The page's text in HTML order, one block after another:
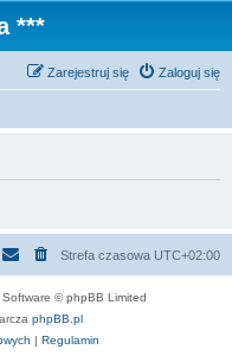
***
Zaloguj się
Zarejestruj się
Strefa czasowa UTC+02:00
© phpBB Limited
phpBB.pl
| Regulamin